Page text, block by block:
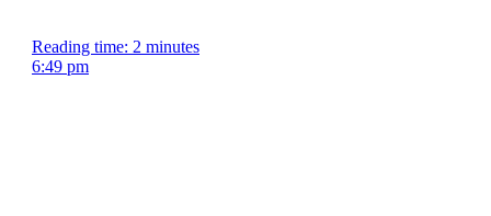
Reading time: 2 minutes
6:49 pm